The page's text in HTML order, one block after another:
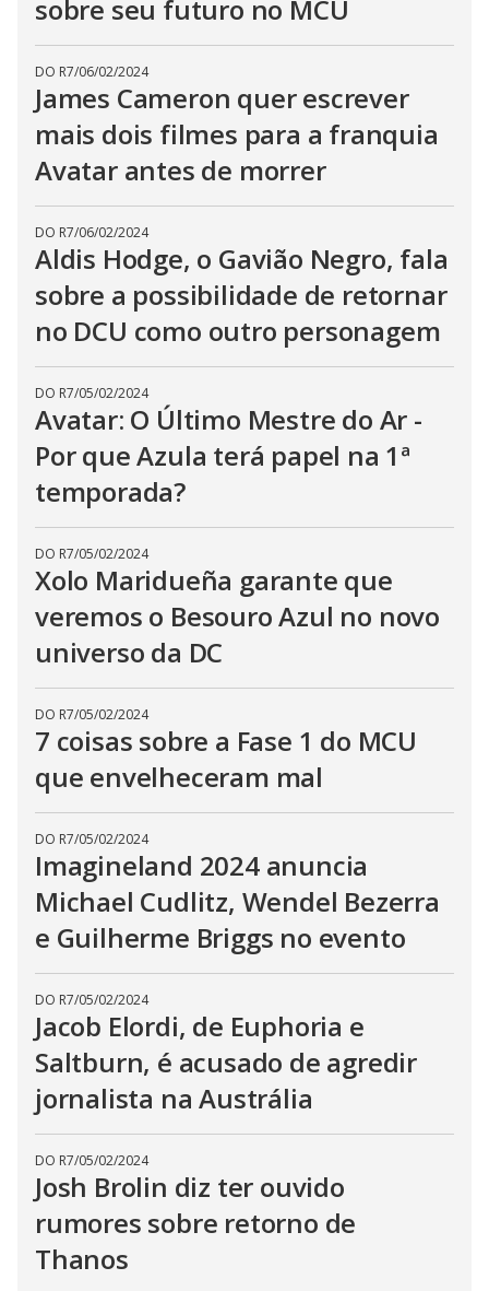
sobre seu futuro no MCU
DO R7/06/02/2024
James Cameron quer escrever
mais dois filmes para a franquia
Avatar antes de morrer
DO R7/06/02/2024
Aldis Hodge, o Gavião Negro, fala
sobre a possibilidade de retornar
no DCU como outro personagem
DO R7/05/02/2024
Avatar: O Último Mestre do Ar -
Por que Azula terá papel na 1ª
temporada?
DO R7/05/02/2024
Xolo Maridueña garante que
veremos o Besouro Azul no novo
universo da DC
DO R7/05/02/2024
7 coisas sobre a Fase 1 do MCU
que envelheceram mal
DO R7/05/02/2024
Imagineland 2024 anuncia
Michael Cudlitz, Wendel Bezerra
e Guilherme Briggs no evento
DO R7/05/02/2024
Jacob Elordi, de Euphoria e
Saltburn, é acusado de agredir
jornalista na Austrália
DO R7/05/02/2024
Josh Brolin diz ter ouvido
rumores sobre retorno de
Thanos